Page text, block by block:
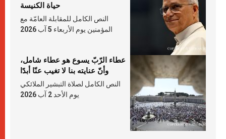
حياة الكنيسة
النص الكامل للمقابلة العامّة مع
المؤمنين يوم الأربعاء 5 آب 2026
عطاء الرّبّ يسوع هو عطاء شامل،
وأنّ عنايته بنا لا تغيب عنّا أبدًا
النص الكامل لصلاة التبشير الملائكي
يوم الأحد 2 آب 2026